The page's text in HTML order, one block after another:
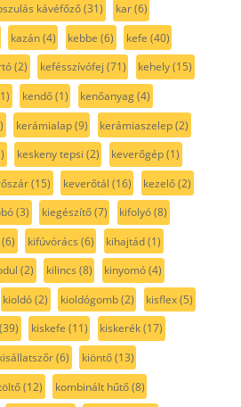
kávéfőző(31) kar(6)
kazán(4) kebbe (6) kefe (40)
(2) kefésszívófej (71) kehely(15)
kendő(1) kenőanyag(4)
kerámialap(9) kerámiaszelep(2)
keskeny tepsi (2) keverőgép(1)
(15) keverőtál (16) kezelő(2)
(3) kiegészítő(7) kifolyó(8)
(6) kifúvórács (6) kihajtád(1)
(2) kilincs (8) kinyomó(4)
kioldó(2) kioldógomb(2) kisflex(5)
(39) kiskefe (11) kiskerék(17)
(6) kiöntő(13)
(12) kombinált hűtő(8)